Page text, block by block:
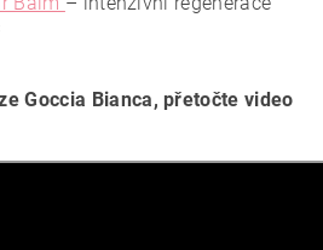
Goccia Bianca, přetočte video